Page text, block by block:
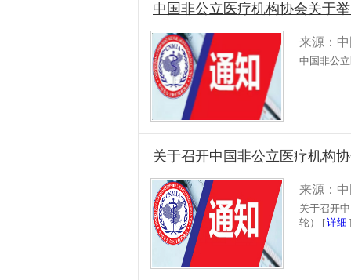
中国非公立医疗机构协会关于
来源：
中国非公
关于召开中国非公立医疗机构
来源：
关于召开
轮） [详细 ]